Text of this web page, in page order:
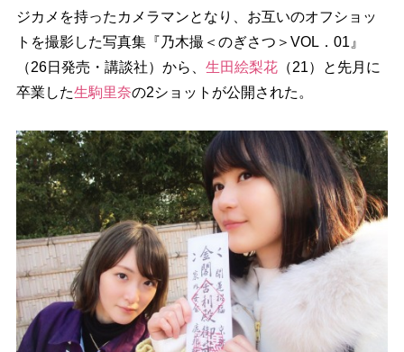
ジカメを持ったカメラマンとなり、お互いのオフショッ
トを撮影した写真集『乃木撮＜のぎさつ＞VOL．01』
（26日発売・講談社）から、 生田絵梨花（21）と先月に
卒業した生駒里奈の2ショットが公開された。